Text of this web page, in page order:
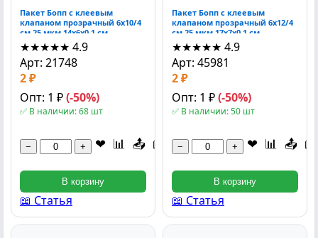
Пакет Бопп с клеевым
клапаном прозрачный 6x10/4
см 25 мкм 14x6x0.1 см
★★★★★ 4.9
Арт: 21748
2 ₽
Опт: 1 ₽(-50%)
✅ В наличии: 68 шт
− + ❤ 📊 📤 📖
В корзину
📖 Статья
Пакет Бопп с клеевым
клапаном прозрачный 6x12/4
см 25 мкм 17x7x0.1 см
★★★★★ 4.9
Арт: 45981
2 ₽
Опт: 1 ₽(-50%)
✅ В наличии: 50 шт
− + ❤ 📊 📤 📖
В корзину
📖 Статья